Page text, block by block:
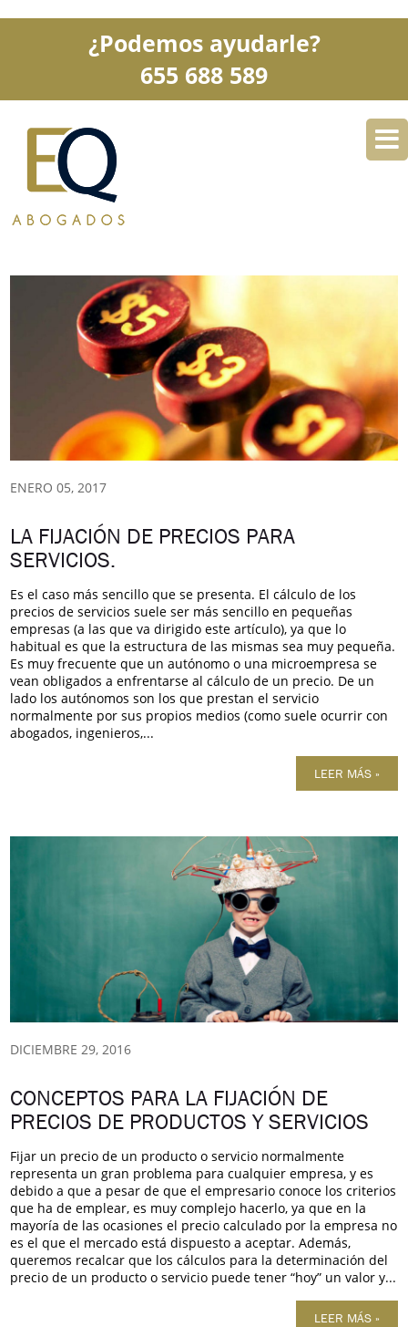
¿Podemos ayudarle?
655 688 589
SERVICIOS
BLOG CONTACTO
ENERO 05, 2017
LA FIJACIÓN DE PRECIOS PARA
SERVICIOS.
Es el caso más sencillo que se presenta. El cálculo de los
precios de servicios suele ser más sencillo en pequeñas
empresas (a las que va dirigido este artículo), ya que lo
habitual es que la estructura de las mismas sea muy pequeña.
Es muy frecuente que un autónomo o una microempresa se
vean obligados a enfrentarse al cálculo de un precio. De un
lado los autónomos son los que prestan el servicio
normalmente por sus propios medios (como suele ocurrir con
abogados, ingenieros,...
LEER MÁS »
DICIEMBRE 29, 2016
CONCEPTOS PARA LA FIJACIÓN DE
PRECIOS DE PRODUCTOS Y SERVICIOS
Fijar un precio de un producto o servicio normalmente
representa un gran problema para cualquier empresa, y es
debido a que a pesar de que el empresario conoce los criterios
que ha de emplear, es muy complejo hacerlo, ya que en la
mayoría de las ocasiones el precio calculado por la empresa no
es el que el mercado está dispuesto a aceptar. Además,
queremos recalcar que los cálculos para la determinación del
precio de un producto o servicio puede tener “hoy” un valor y...
LEER MÁS »